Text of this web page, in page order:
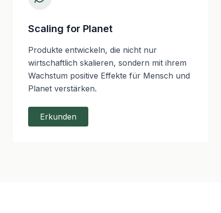
Scaling for Planet
Produkte entwickeln, die nicht nur
wirtschaftlich skalieren, sondern mit ihrem
Wachstum positive Effekte für Mensch und
Planet verstärken.
Erkunden